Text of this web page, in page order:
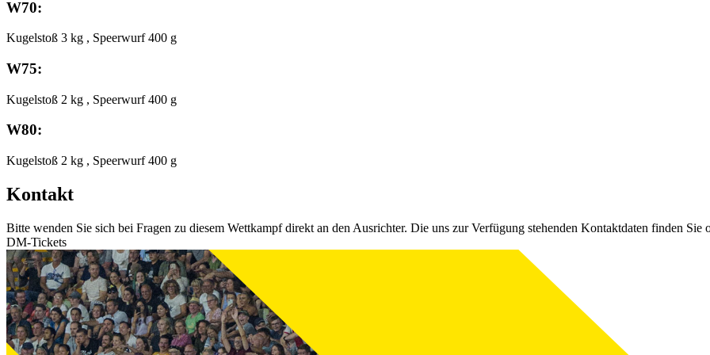
W70:
Kugelstoß 3 kg , Speerwurf 400 g
W75:
Kugelstoß 2 kg , Speerwurf 400 g
W80:
Kugelstoß 2 kg , Speerwurf 400 g
Kontakt
Bitte wenden Sie sich bei Fragen zu diesem Wettkampf direkt an den Ausrichter. Die uns zur Verfügung stehenden Kontaktdaten finden Sie
DM-Tickets